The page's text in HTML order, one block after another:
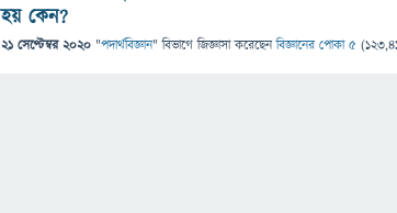
হয় কেন?
21 সেপ্টেম্বর 2020 "পদার্থবিজ্ঞান" বিভাগে জিজ্ঞাসাকরেছেনবিজ্ঞানের পোকা ৫ (